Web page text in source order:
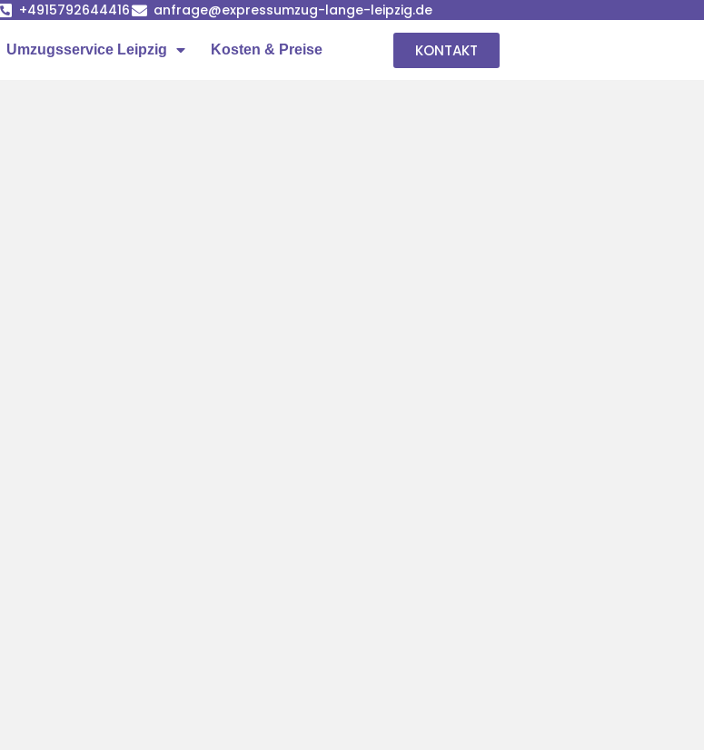
+4915792644416 anfrage@expressumzug-lange-leipzig.de
Umzugsservice Leipzig Kosten & Preise KONTAKT